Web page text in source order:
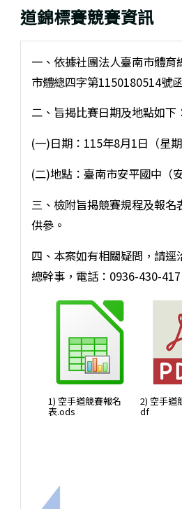
道錦標賽競賽資訊
一、依據社團法人臺南市體育
市體總四字第1150180514號
二、旨揭比賽日期及地點如下
(一)日期：115年8月1日（星
(二)地點：臺南市安平國中（
三、檢附旨揭競賽規程及報名
供參。
四、本案如有相關疑問，請逕
總幹事，電話：0936-430-417
1) 空手道競賽報名
表.ods
2) 空手道
df